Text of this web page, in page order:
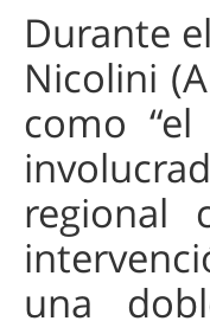
Durante
Nicolini
como
regional
una